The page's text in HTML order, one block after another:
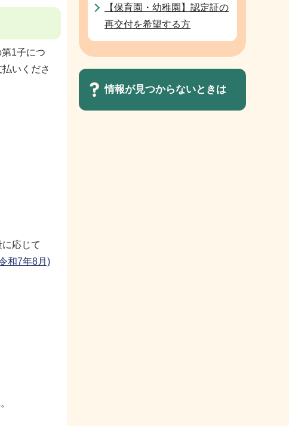
1子につ
いくださ
応じて
和7年8月)
。
【保育園・幼稚園】認定証の
再交付を希望する方
情報が見つからないときは